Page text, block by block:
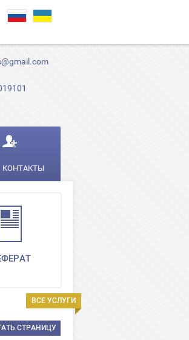
КОНТАКТЫ
ВСЕ УСЛУГИ
СТРАНИЦУ